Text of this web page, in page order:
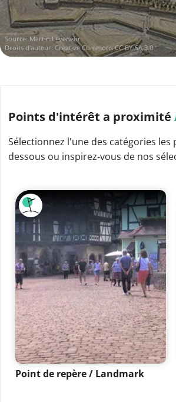
Source: Martin Leveneur
Droits d'auteur: Creative Commons CC BY-SA 3.0
Points d'intérêt a proximité
Sélectionnez l'une des catégories les
dessous ou inspirez-vous de nos
Point de repère / Landmark